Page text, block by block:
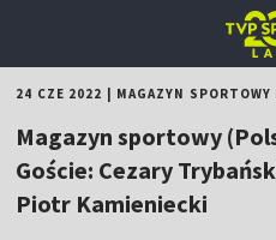
24 CZE 2022 MAGAZYN SPORTOWY
Magazyn sportowy
Goście: Cezary
Piotr Kamieniecki